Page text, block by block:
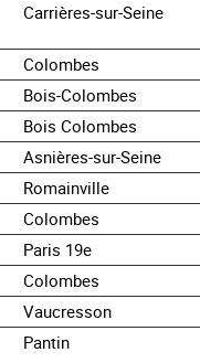
Carrières-sur-Seine
Colombes
Bois-Colombes
Bois Colombes
Asnières-sur-Seine
Romainville
Colombes
Paris 19e
Colombes
Vaucresson
Pantin